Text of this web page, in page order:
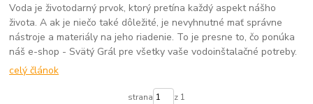
Voda je životodarný prvok, ktorý pretína každý aspekt nášho
života. A ak je niečo také dôležité, je nevyhnutné mať správne
nástroje a materiály na jeho riadenie. To je presne to, čo ponúka
náš e-shop - Svätý Grál pre všetky vaše vodoinštalačné potreby.
celý článok
strana z 1